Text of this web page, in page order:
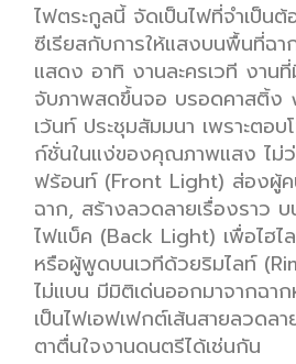
ไฟตระกูลนี้ จัดเป็นไฟที่จำเป็นต้
ซีเรียสกบการใหแสงบนพื้นที่ฉา
แสดง อาทิ งานละครเวที งาน
จับภาพสดขึ้นจอ บรอดคาสติ้ง
เว้นท์ ประชุมสัมมนา เพราะตอบ
ก์ชั่นในแง่ของคุณภาพแสง ไม่ว
ฟร้อนท์ (Front Light) ส่องผู้
ฉาก, สร้างลวดลายเรื่องราว
ไฟแบ็ค (Back Light) เพื่อไฮไ
หรือผู้พูดบนเวทีด้วยริมไลท์ (
ไม่แบน มีมิติเด่นออกมาจากฉา
เป็นไฟเอฟเฟกต์เส้นสายลวดลา
ตาตื่นใจงานดนตรีได้เช่นกัน